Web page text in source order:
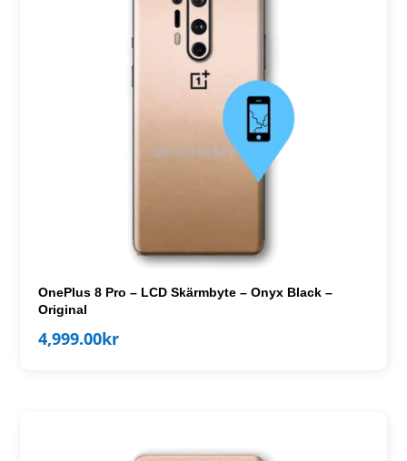
OnePlus 8 Pro – LCD Skärmbyte – Onyx Black –
Original
4,999.00kr